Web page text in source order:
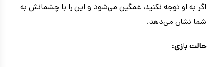
اگر به او توجه نکنید، غمگین می‌شود و این را با چشمانش به
شما نشان می‌دهد.
حالت بازی: